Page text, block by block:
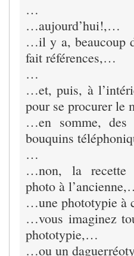
…
…aujourd’hui!,…
…il y a, beaucoup
fait références,…
…
…et, puis, à
pour se procurer le
…en somme, des
bouquins
…
…non, la recette
photo à
…une phototypie à
…vous imaginez
phototypie,…
…ou un